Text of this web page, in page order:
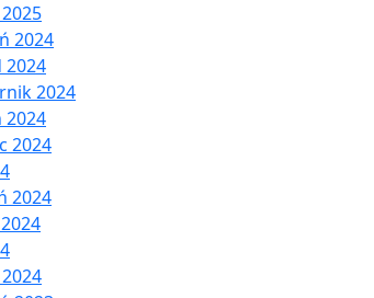
2024
2024
2024
2024
2024
2024